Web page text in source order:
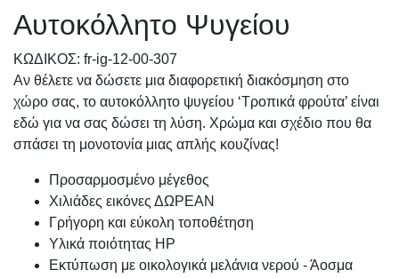
Αυτοκόλλητο Ψυγείου
KΩΔΙΚΟΣ: fr-ig-12-00-307
Αν θέλετε να δώσετε μια διαφορετική διακόσμηση στο
χώρο σας, το αυτοκόλλητο ψυγείου ‘Τροπικά φρούτα’ είναι
εδώ για να σας δώσει τη λύση. Χρώμα και σχέδιο που θα
σπάσει τη μονοτονία μιας απλής κουζίνας!
Προσαρμοσμένo μέγεθος
Χιλιάδες εικόνες ΔΩΡΕΑΝ
Γρήγορη και εύκολη τοποθέτηση
Υλικά ποιότητας HP
Εκτύπωση με οικολογικά μελάνια νερού - Άοσμα